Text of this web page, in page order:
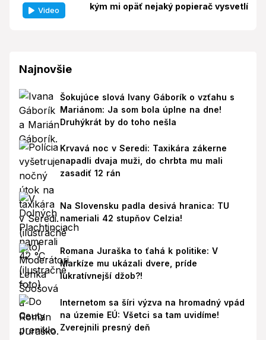
Video
kým mi opäť nejaký popierač vysvetlí
Najnovšie
Šokujúce slová Ivany Gáborík o vzťahu s
Mariánom: Ja som bola úplne na dne!
Druhýkrát by do toho nešla
Krvavá noc v Seredi: Taxikára zákerne
napadli dvaja muži, do chrbta mu mali
zasadiť 12 rán
Na Slovensku padla desivá hranica: TU
nameriali 42 stupňov Celzia!
Romana Juraška to ťahá k politike: V
Markíze mu ukázali dvere, príde
lukratívnejší džob?!
Internetom sa šíri výzva na hromadný vpád
na územie EÚ: Všetci sa tam uvidíme!
Zverejnili presný deň